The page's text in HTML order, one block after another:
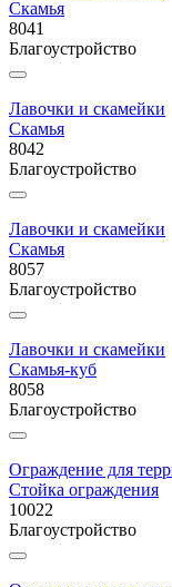
Скамья
8041
Благоустройство
Лавочки и скамейки
Скамья
8042
Благоустройство
Лавочки и скамейки
Скамья
8057
Благоустройство
Лавочки и скамейки
Скамья-куб
8058
Благоустройство
Ограждение для
Стойка ограждения
10022
Благоустройство